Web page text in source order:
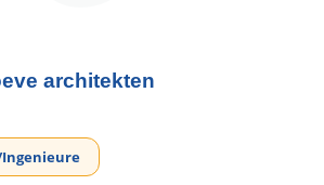
architekten